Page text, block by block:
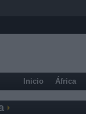
Inicio África